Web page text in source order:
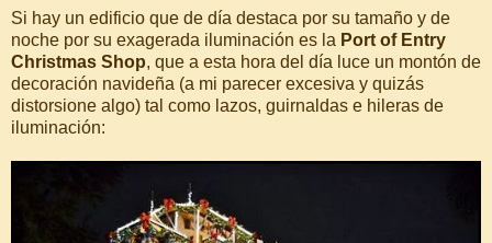
Si hay un edificio que de día destaca por su tamaño y de
noche por su exagerada iluminación es la Port of Entry
Christmas Shop, que a esta hora del día luce un montón de
decoración navideña (a mi parecer excesiva y quizás
distorsione algo) tal como lazos, guirnaldas e hileras de
iluminación: